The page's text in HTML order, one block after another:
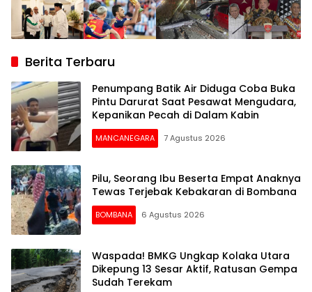
Berita Terbaru
Penumpang Batik Air Diduga Coba Buka
Pintu Darurat Saat Pesawat Mengudara,
Kepanikan Pecah di Dalam Kabin
MANCANEGARA 7 Agustus 2026
Pilu, Seorang Ibu Beserta Empat Anaknya
Tewas Terjebak Kebakaran di Bombana
BOMBANA 6 Agustus 2026
Waspada! BMKG Ungkap Kolaka Utara
Dikepung 13 Sesar Aktif, Ratusan Gempa
Sudah Terekam